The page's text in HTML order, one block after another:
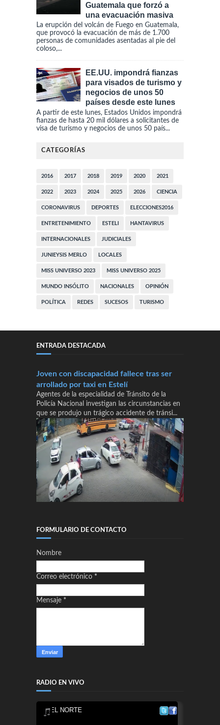
Guatemala que forzó a
una evacuación masiva
La erupción del volcán de Fuego en Guatemala,
que provocó la evacuación de más de 1.700
personas de comunidades asentadas al pie del
coloso,...
EE.UU. impondrá fianzas
para visados de turismo y
negocios de unos 50
países desde este lunes
A partir de este lunes, Estados Unidos impondrá
fianzas de hasta 20 mil dólares a solicitantes de
visa de turismo y negocios de unos 50 país...
CATEGORÍAS
2016 2017 2018 2019 2020 2021
2022 2023 2024 2025 2026 CIENCIA
CORONAVIRUS DEPORTES ELECCIONES2016
ENTRETENIMIENTO ESTELI HANTAVIRUS
INTERNACIONALES JUDICIALES
JUNIEYSIS MERLO LOCALES
MISS UNIVERSO 2023 MISS UNIVERSO 2025
MUNDO INSÓLITO NACIONALES OPINIÓN
POLÍTICA REDES SUCESOS TURISMO
ENTRADA DESTACADA
Joven con discapacidad fallece tras ser
arrollado por taxi en Estelí
Agentes de la especialidad de Tránsito de la
Policía Nacional investigan las circunstancias en
que se produjo un trágico accidente de tránsi...
FORMULARIO DE CONTACTO
Nombre
Correo electrónico *
Mensaje *
RADIO EN VIVO